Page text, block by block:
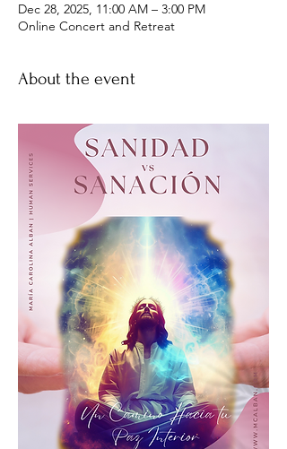
Dec 28, 2025, 11:00 AM – 3:00 PM
Online Concert and Retreat
About the event